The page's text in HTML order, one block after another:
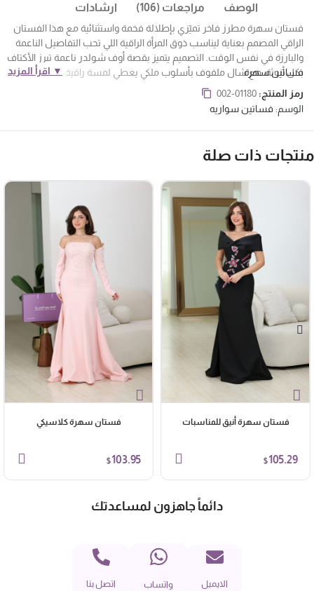
الوصف مراجعات (106) ارشادات
فستان سهرة مطرز فاخر تميّزي بإطلالة فخمة واستثنائية مع هذا الفستان
الراقي المصمم بعناية ليناسب ذوق المرأة الراقية اللي تحب التفاصيل الناعمة
والبارزة في نفس الوقت. التصميم يتميز بقصة أوف شولدر ناعمة تبرز الأكتاف
بكل أنوثة، مع شال ملفوف بأسلوب ملكي يعطي لمسة راقية تخطف الأنظار
التطريز اليدوي الأنيق على جهة واحدة من الفستان مكوّن من زخارف ناعمة
تضيف فخامة واضحة بدون ما تكون مزعجة، ويزيدها جمالًا القطعة الحريرية
المطوية بانسيابية على الجنب، واللي تنسدل حتى الأرض بأسلوب أنثوي راقٍ.
القصة مستقيمة وناعمة، تبرز جمال الجسم وتخليه مشدود بأسلوب أنثوي
فساتين سهرة
▼ اقرأ المزيد
رمز المنتج:002-01180
الوسم:فساتين سواريه
ذات صلة
فستان سهرة أنيق للمناسبات
$105.29
فستان سهرة كلاسيكي
$103.95
دائماً جاهزون لمساعدتك
الايميل واتساب اتصل بنا